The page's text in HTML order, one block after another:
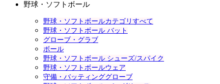
野球・ソフトボール
野球・ソフトボールカテゴリすべて
野球・ソフトボール バット
グローブ・グラブ
ボール
野球・ソフトボール シューズ/スパイク
野球・ソフトボールウェア
守備・バッティンググローブ